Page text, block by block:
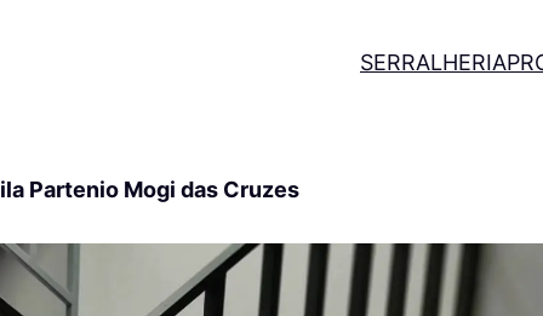
SERRALHERIA
Partenio Mogi das Cruzes